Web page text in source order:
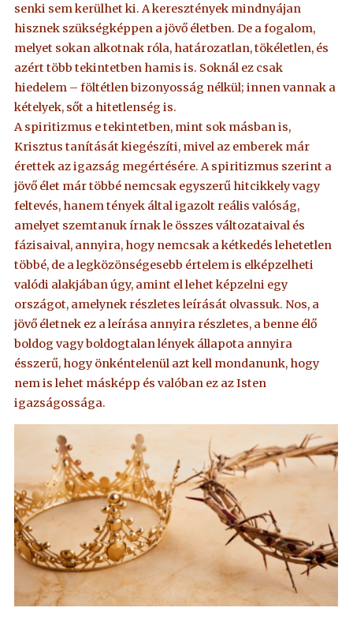
senki sem kerülhet ki. A keresztények mindnyájan
hisznek szükségképpen a jövő életben. De a fogalom,
melyet sokan alkotnak róla, határozatlan, tökéletlen, és
azért több tekintetben hamis is. Soknál ez csak
hiedelem – föltétlen bizonyosság nélkül; innen vannak a
kételyek, sőt a hitetlenség is.
A spiritizmus e tekintetben, mint sok másban is,
Krisztus tanítását kiegészíti, mivel az emberek már
érettek az igazság megértésére. A spiritizmus szerint a
jövő élet már többé nemcsak egyszerű hitcikkely vagy
feltevés, hanem tények által igazolt reális valóság,
amelyet szemtanuk írnak le összes változataival és
fázisaival, annyira, hogy nemcsak a kétkedés lehetetlen
többé, de a legközönségesebb értelem is elképzelheti
valódi alakjában úgy, amint el lehet képzelni egy
országot, amelynek részletes leírását olvassuk. Nos, a
jövő életnek ez a leírása annyira részletes, a benne élő
boldog vagy boldogtalan lények állapota annyira
ésszerű, hogy önkéntelenül azt kell mondanunk, hogy
nem is lehet másképp és valóban ez az Isten
igazságossága.